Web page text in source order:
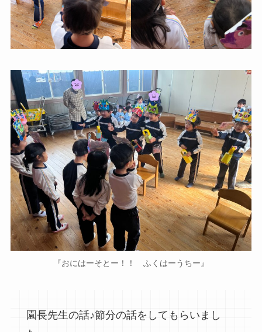
『おにはーそとー！！ ふくはーうちー』
園長先生の話♪節分の話をしてもらいまし